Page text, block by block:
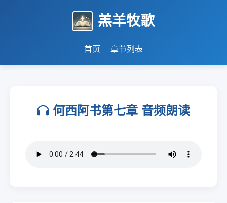
羔羊牧歌
首页 章节列表
何西阿书第七章 音频朗读